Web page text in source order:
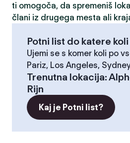
ti omogoča, da spremeniš
člani iz drugega mesta ali
Potni list do katere
Ujemi se s komer koli po
Pariz, Los Angeles,
Trenutna lokacija:
Rijn
Kaj je Potni list?